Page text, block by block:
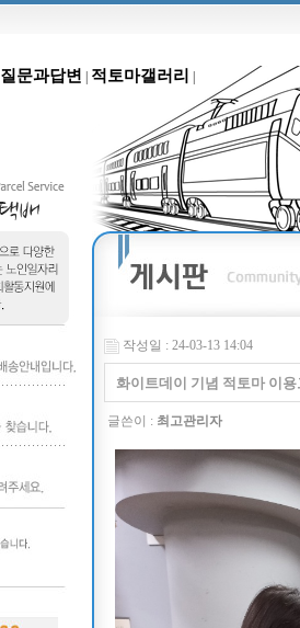
질문과답변 적토마갤러리
작성일 : 24-03-13 14:04
화이트데이 기념 적토마 이
글쓴이 : 최고관리자